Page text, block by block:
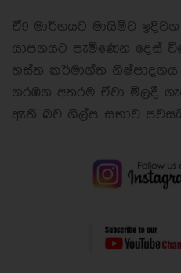
ඒ9 මාර්ගයට මායිම්ව
යාපනයට පැමිණෙන දෙස්
හස්ත කර්මාන්ත
නරඹන අතරම ඒවා මිලදී
ඇති බව ශිල්ප සභාව